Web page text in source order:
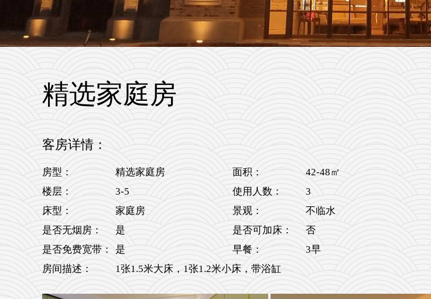
精选家庭房
客房详情：
房型： 精选家庭房 面积：
42-48㎡
楼层：
3-5 使用人数：
3
床型：
家庭房 景观：
不临水
是否无烟房：
是 是否可加床：
否
是否免费宽带：
是 早餐：
3早
房间描述：
1张1.5米大床，1张1.2米小床，带浴缸